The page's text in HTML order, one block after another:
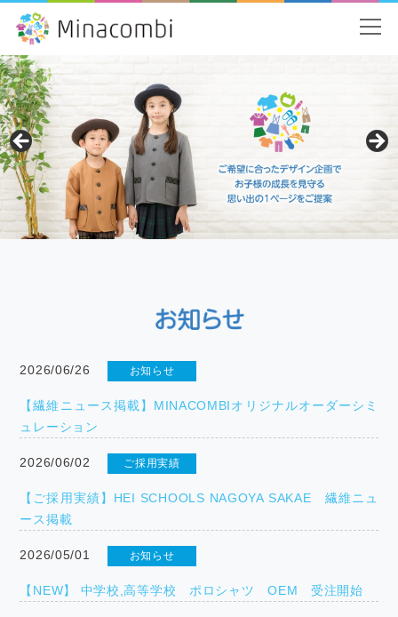
2026/06/26 お知らせ
【繊維ニュース掲載】MINACOMBIオリジナルオーダーシミ
ュレーション
2026/06/02 ご採用実績
【ご採用実績】HEI SCHOOLS NAGOYA SAKAE 繊維ニュ
ース掲載
2026/05/01 お知らせ
【NEW】 中学校,高等学校 ポロシャツ OEM 受注開始